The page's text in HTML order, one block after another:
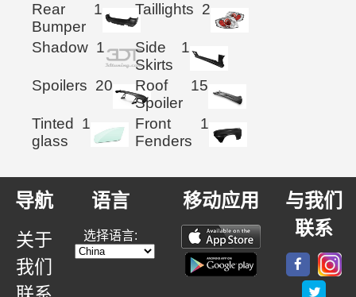
Rear
Bumper
1 Taillights 2
Shadow 1
Side
Skirts
1
Spoilers 20
Roof
Spoiler
15
Tinted
glass
1
Front
Fenders
1
导航
关于
我们
语言
选择语言:
移动应用
与我们
联系